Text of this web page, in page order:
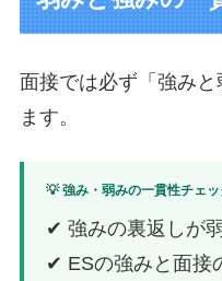
面接では必ず「強み
ます。
💡 強み・弱みの一貫性チェッ
✔ 強みの裏返しが
✔ ESの強みと面接